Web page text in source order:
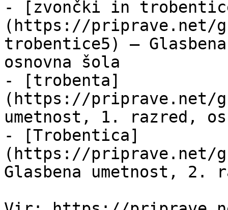
- [zvončki in
(https://priprave.net/
trobentice5) —
osnovna šola
- [trobenta]
(https://priprave.net/
umetnost, 1. razred,
- [Trobentica]
(https://priprave.net/
Glasbena umetnost, 2.